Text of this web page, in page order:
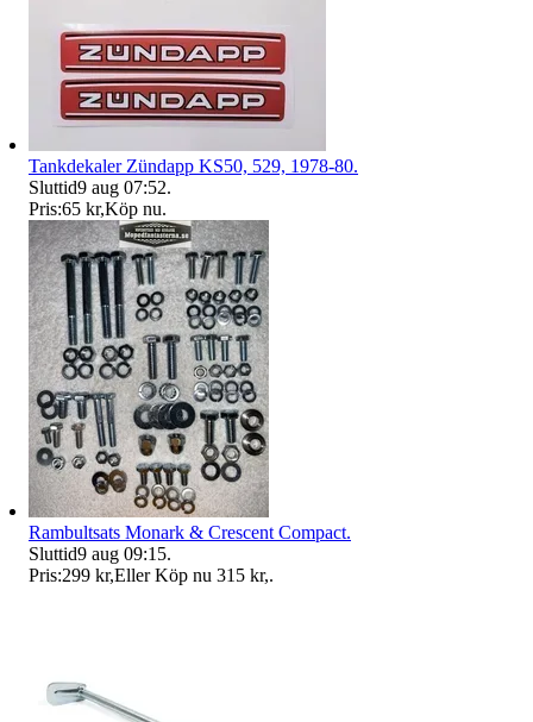
Tankdekaler Zündapp KS50, 529, 1978-80.
Sluttid9 aug 07:52.
Pris:65 kr,Köp nu.
Rambultsats Monark & Crescent Compact.
Sluttid9 aug 09:15.
Pris:299 kr,Eller Köp nu 315 kr,.